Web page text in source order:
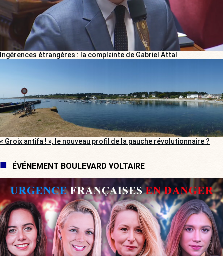
Ingérences étrangères : la complainte de Gabriel Attal
« Groix antifa ! », le nouveau profil de la gauche révolutionnaire ?
ÉVÉNEMENT BOULEVARD VOLTAIRE